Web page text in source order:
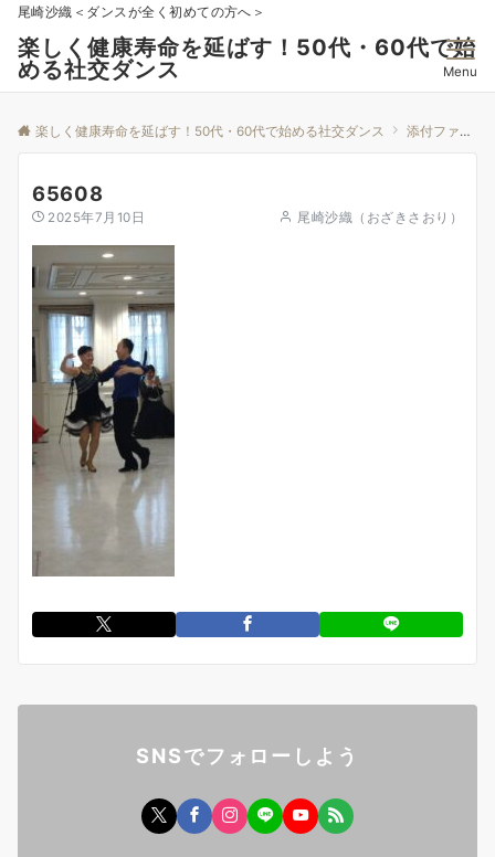
尾崎沙織＜ダンスが全く初めての方へ＞
楽しく健康寿命を延ばす！50代・60代で始
める社交ダンス
Menu
楽しく健康寿命を延ばす！50代・60代で始める社交ダンス 添付ファイル
65608
2025年7月10日 尾崎沙織（おざきさおり）
SNSでフォローしよう